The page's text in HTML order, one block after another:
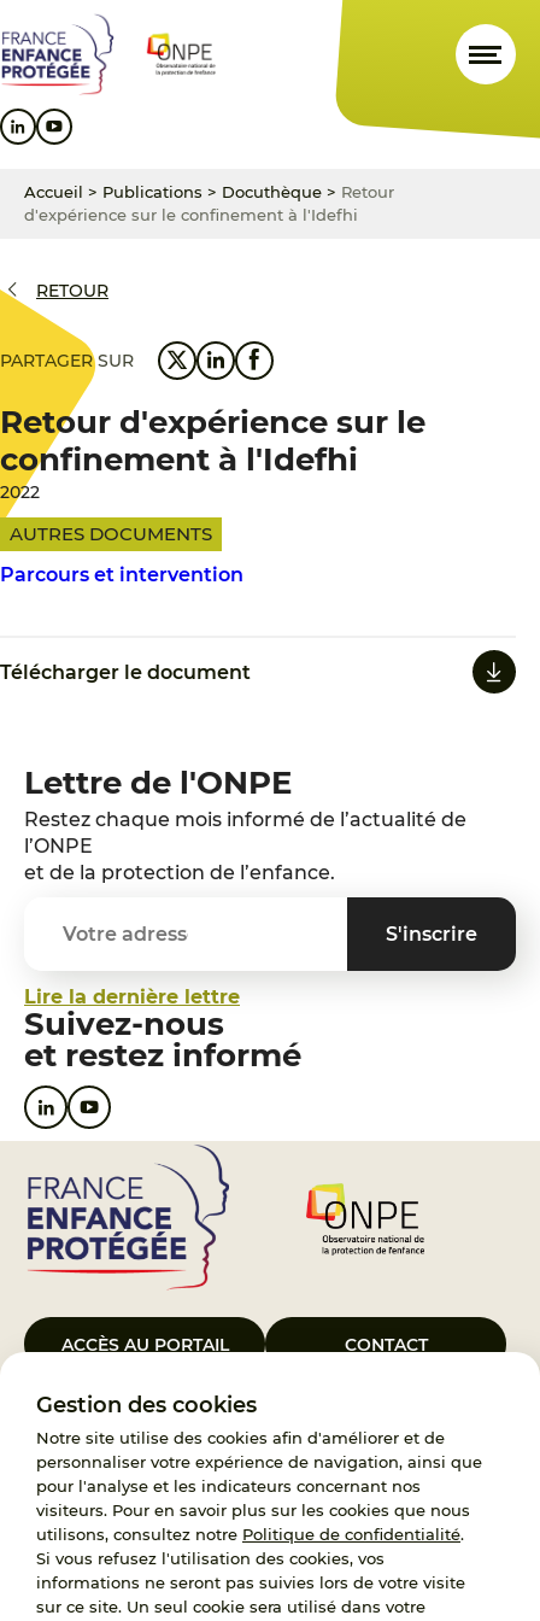
Gestion des cookies
Notre site utilise des cookies afin d'améliorer et de
personnaliser votre expérience de navigation, ainsi que
pour l'analyse et les indicateurs concernant nos
visiteurs. Pour en savoir plus sur les cookies que nous
utilisons, consultez notre Politique de confidentialité.
Si vous refusez l'utilisation des cookies, vos
informations ne seront pas suivies lors de votre visite
sur ce site. Un seul cookie sera utilisé dans votre
au
contenu
principal
au
menu
principal
au
pied
de
Accueil > Publications > Docuthèque > Retour
d'expérience sur le confinement à l'Idefhi
RETOUR
PARTAGER SUR
Retour d'expérience sur le
confinement à l'Idefhi
2022
AUTRES DOCUMENTS
Parcours et intervention
Télécharger le document
Lettre de l'ONPE
Restez chaque mois informé de l’actualité de
l’ONPE
et de la protection de l’enfance.
Lire la dernière lettre
Suivez-nous
et restez informé
ACCÈS AU PORTAIL CONTACT
Le Groupement d’Intérêt Public France Enfance Protégée, créé le 5
janvier 2023, a pour objet d’assurer les missions de service public du
119, d’accompagnement des adoptants et de traitement des
demandes d’accès aux origines personnelles. France Enfance
Protégée est également un observatoire et une ressource pour
l’ensemble des professionnels, ainsi qu’un appui à l’élaboration de la
politique publique à travers le soutien à l’activité des conseils
nationaux.